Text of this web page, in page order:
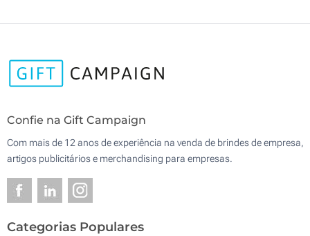
Confie na Gift Campaign
Com mais de 12 anos de experiência na venda de brindes de empresa,
artigos publicitários e merchandising para empresas.
Categorias Populares